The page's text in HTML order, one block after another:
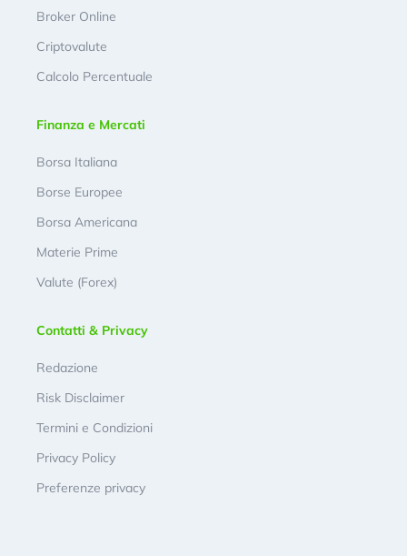
Broker Online
Criptovalute
Calcolo Percentuale
Finanza e Mercati
Borsa Italiana
Borse Europee
Borsa Americana
Materie Prime
Valute (Forex)
Contatti & Privacy
Redazione
Risk Disclaimer
Termini e Condizioni
Privacy Policy
Preferenze privacy